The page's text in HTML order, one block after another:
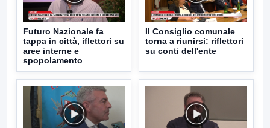
Futuro Nazionale fa
tappa in città, iflettori su
aree interne e
spopolamento
Il Consiglio comunale
torna a riunirsi: riflettori
su conti dell'ente